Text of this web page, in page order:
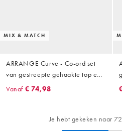
MIX & MATCH
ARRANGE Curve - Co-ord set
van gestreepte gehaakte top en
short in roestbruin en beige
Vanaf € 74,98
Je hebt gekeken naar